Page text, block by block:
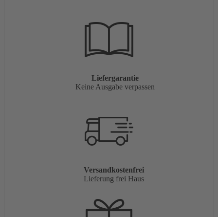
Liefergarantie
Keine Ausgabe verpassen
Versandkostenfrei
Lieferung frei Haus